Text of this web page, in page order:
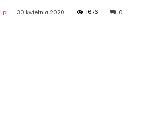
- 30 kwietnia 2020 1676 0